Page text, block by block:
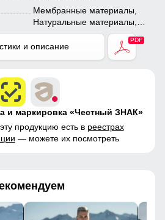
Мембранные материалы,
Натуральные материалы,
Полиэстер, Плащевка,
Тефлон, Болонь,
Экологичные материалы
и описание
и маркировка «Честный ЗНАК»
продукцию есть в реестрах
— можете их посмотреть